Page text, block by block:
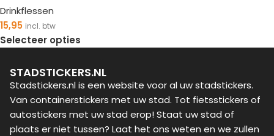
Drinkflessen
15,95 incl. btw
Selecteer opties
STADSTICKERS.NL
Stadstickers.nl is een website voor al uw stadstickers.
Van containerstickers met uw stad. Tot fietsstickers of
autostickers met uw stad erop! Staat uw stad of
plaats er niet tussen? Laat het ons weten en we zullen